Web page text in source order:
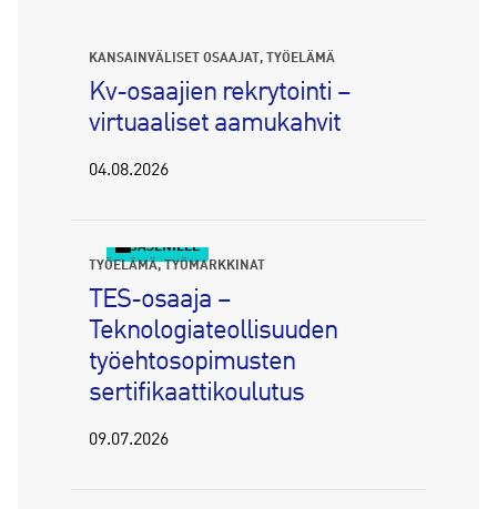
KANSAINVÄLISET OSAAJAT TYÖELÄMÄ
Kv-osaajien rekrytointi –
virtuaaliset aamukahvit
04.08.2026
JÄSENILLE
TYÖELÄMÄ
TYÖMARKKINAT
TES-osaaja –
Teknologiateollisuuden
työehtosopimusten
sertifikaattikoulutus
09.07.2026